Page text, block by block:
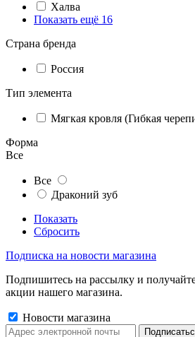
Халва
Показать ещё 16
Страна бренда
Россия
Тип элемента
Мягкая кровля (Гибкая
Форма
Все
Все
Драконий зуб
Показать
Сбросить
Подписка на новости магазина
Подпишитесь на рассылку и
акции нашего магазина.
Новости магазина